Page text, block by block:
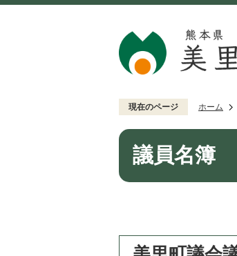
現在のページ ホーム
議員名簿